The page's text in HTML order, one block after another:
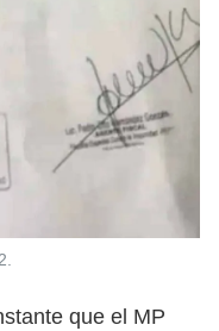
que el MP